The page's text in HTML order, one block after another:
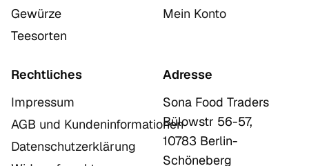
Gewürze
Teesorten
Mein Konto
Rechtliches
Impressum
AGB und Kundeninformationen
Datenschutzerklärung
Adresse
Sona Food Traders
Bülowstr 56-57,
10783 Berlin-
Schöneberg